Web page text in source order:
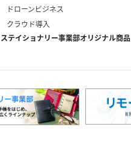
ドローンビジネス
クラウド導入
ステイショナリー事業部オリジナル商品